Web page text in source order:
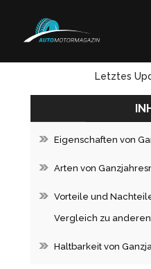
Letztes
Eigenschaften von
Arten von
Vorteile und
Vergleich zu
Haltbarkeit von